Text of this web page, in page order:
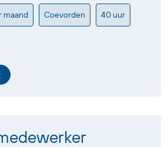
maand Coevorden 40 uur